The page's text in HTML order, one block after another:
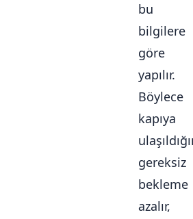
bu
bilgilere
göre
yapılır.
Böylece
kapıya
gereksiz
bekleme
azalır,